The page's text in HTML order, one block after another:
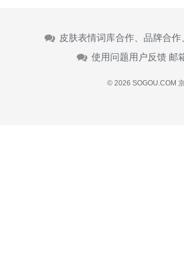
皮肤表情词库合作、品牌合
使用问题用户反馈 邮
© 2026 SOGOU.COM